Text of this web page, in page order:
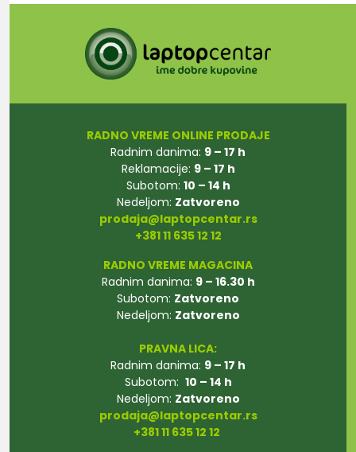
RADNO VREME ONLINE PRODAJE
Radnim danima: 9 – 17 h
Reklamacije: 9 – 17 h
Subotom: 10 – 14 h
Nedeljom: Zatvoreno
prodaja@laptopcentar.rs
+381 11 635 12 12
RADNO VREME MAGACINA
Radnim danima: 9 – 16.30 h
Subotom: Zatvoreno
Nedeljom: Zatvoreno
PRAVNA LICA:
Radnim danima: 9 – 17 h
Subotom: 10 – 14 h
Nedeljom: Zatvoreno
prodaja@laptopcentar.rs
+381 11 635 12 12